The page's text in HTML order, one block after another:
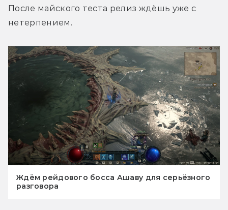
После майского теста релиз ждёшь уже с
нетерпением.
Ждём рейдового босса Ашаву для серьёзного
разговора